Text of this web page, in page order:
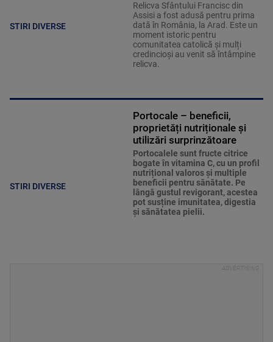
STIRI DIVERSE
Relicva Sfântului Francisc din
Assisi a fost adusă pentru prima
dată în România, la Arad. Este un
moment istoric pentru
comunitatea catolică și mulți
credincioși au venit să întâmpine
relicva.
STIRI DIVERSE
Portocale – beneficii,
proprietăți nutriționale și
utilizări surprinzătoare
Portocalele sunt fructe citrice
bogate în vitamina C, cu un profil
nutrițional valoros și multiple
beneficii pentru sănătate. Pe
lângă gustul revigorant, acestea
pot susține imunitatea, digestia
și sănătatea pielii.